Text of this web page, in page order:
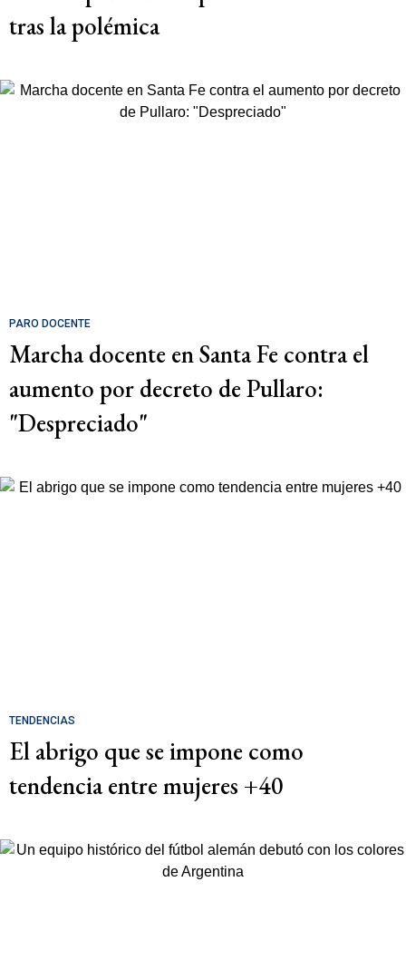
tras la polémica
PARO DOCENTE
Marcha docente en Santa Fe contra el
aumento por decreto de Pullaro:
"Despreciado"
TENDENCIAS
El abrigo que se impone como
tendencia entre mujeres +40